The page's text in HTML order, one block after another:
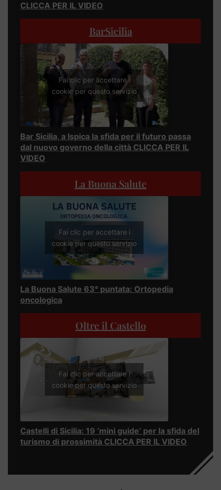
CLICCA PER IL VIDEO
BarSicilia
Fai clic per accettare i
cookie per questo servizio
Bar Sicilia, a Ispica la sfida per il futuro passa
dal nuovo governo della città CLICCA PER IL
VIDEO
La Buona Salute
Fai clic per accettare i
cookie per questo servizio
La Buona Salute 63° puntata: Ortopedia
oncologica
Oltre il Castello
Fai clic per accettare i
cookie per questo servizio
Castelli di Sicilia: 19 ‘mini guide’ per la sfida del
turismo di prossimità CLICCA PER IL VIDEO